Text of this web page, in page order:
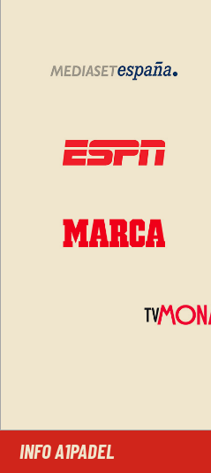
INFO A1PADEL